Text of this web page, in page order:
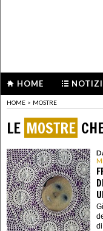
HOME
HOME > MOSTRE
LE MOSTRE
di